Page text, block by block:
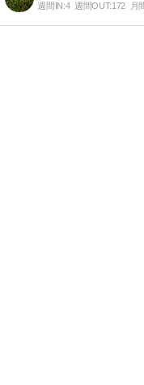
週間IN:4 週間OUT:172 月